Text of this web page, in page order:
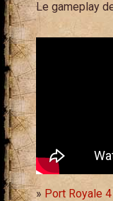
Le gameplay
» Port Royale